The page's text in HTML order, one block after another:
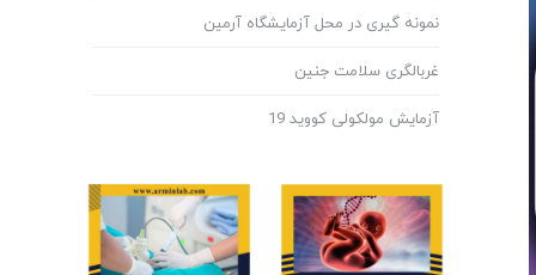
نمونه گیری در محل آزمایشگاه آرمین
غربالگری سلامت جنین
آزمایش مولکولی کووید 19